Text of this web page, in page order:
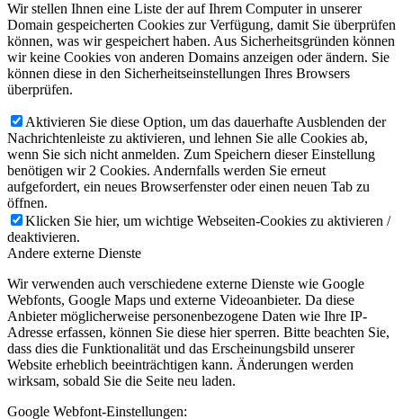
Wir stellen Ihnen eine Liste der auf Ihrem Computer in unserer
Domain gespeicherten Cookies zur Verfügung, damit Sie überprüfen
können, was wir gespeichert haben. Aus Sicherheitsgründen können
wir keine Cookies von anderen Domains anzeigen oder ändern. Sie
können diese in den Sicherheitseinstellungen Ihres Browsers
überprüfen.
Aktivieren Sie diese Option, um das dauerhafte Ausblenden der
Nachrichtenleiste zu aktivieren, und lehnen Sie alle Cookies ab,
wenn Sie sich nicht anmelden. Zum Speichern dieser Einstellung
benötigen wir 2 Cookies. Andernfalls werden Sie erneut
aufgefordert, ein neues Browserfenster oder einen neuen Tab zu
öffnen.
Klicken Sie hier, um wichtige Webseiten-Cookies zu aktivieren /
deaktivieren.
Andere externe Dienste
Wir verwenden auch verschiedene externe Dienste wie Google
Webfonts, Google Maps und externe Videoanbieter. Da diese
Anbieter möglicherweise personenbezogene Daten wie Ihre IP-
Adresse erfassen, können Sie diese hier sperren. Bitte beachten Sie,
dass dies die Funktionalität und das Erscheinungsbild unserer
Website erheblich beeinträchtigen kann. Änderungen werden
wirksam, sobald Sie die Seite neu laden.
Google Webfont-Einstellungen: